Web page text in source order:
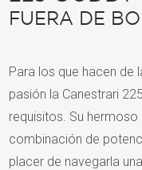
FUERA DE
Para los que hacen de
pasión la Canestrari
requisitos. Su
combinación de
placer de navegarla